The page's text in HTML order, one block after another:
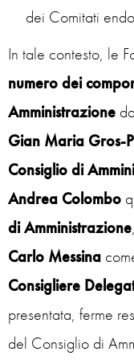
dei Comitati
In tale contesto, le
numero dei
Amministrazione
Gian Maria Gros-
Consiglio di
Andrea Colombo
di Amministrazione
Carlo Messina
Consigliere
presentata, ferme
del Consiglio di